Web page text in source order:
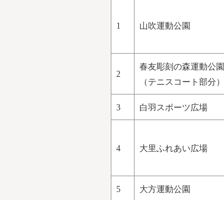
1 山吹運動公園
2
春友彫刻の森運動公園
（テニスコート部分）
3 白羽スポーツ広場
4 大里ふれあい広場
5 大方運動公園